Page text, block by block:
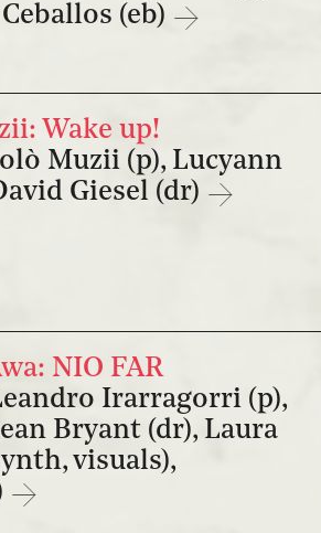
(eb)
Wake up!
Muzii (p), Lucyann
Giesel (dr)
NIO FAR
Irarragorri (p),
Bryant (dr), Laura
visuals),